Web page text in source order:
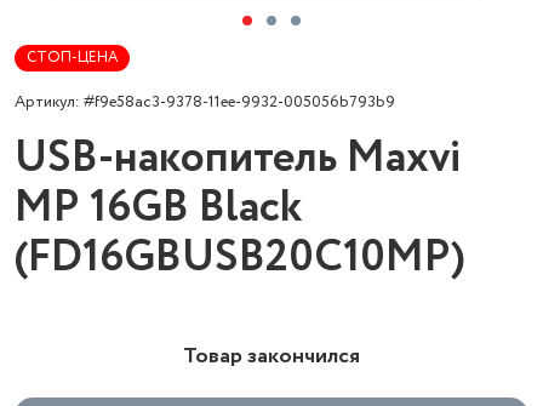
СТОП-ЦЕНА
Артикул: #f9e58ac3-9378-11ee-9932-005056b793b9
USB-накопитель Maxvi
MP 16GB Black
(FD16GBUSB20C10MP)
Товар закончился